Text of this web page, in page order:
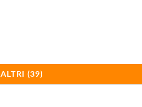
ALTRI (39)